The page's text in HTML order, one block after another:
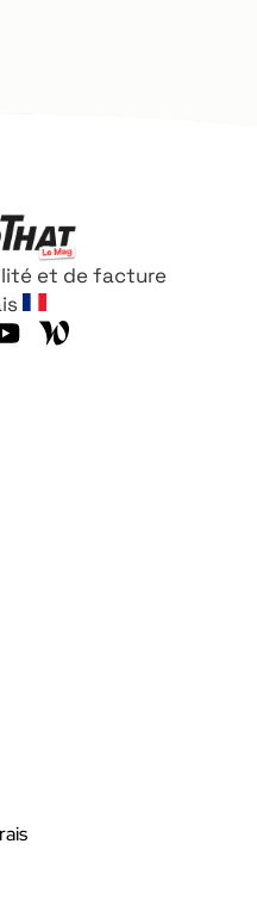
et de facture